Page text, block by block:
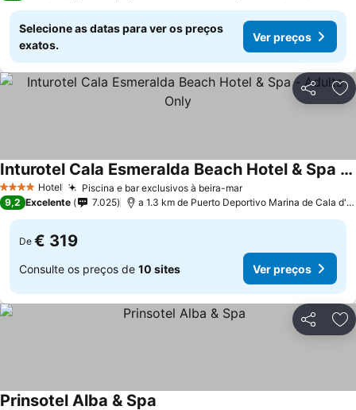
Selecione as datas para ver os preços
exatos.
Ver preços
Partilhar
4 EstrelasHotel Piscina e bar exclusivos à beira-mar
Inturotel Cala Esmeralda Beach Hotel & Spa - Adults Only
9,2 Excelente 7.025 a 1.3 km de Puerto Deportivo Marina de Cala d'Or
De € 319
Consulte os preços de 10 sites Ver preços
Partilhar
Prinsotel Alba & Spa